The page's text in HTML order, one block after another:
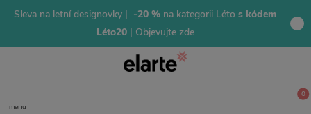
Sleva na letní designovky | -20 % na kategorii Léto s kódem
Léto20 | Objevujte zde
menu
0